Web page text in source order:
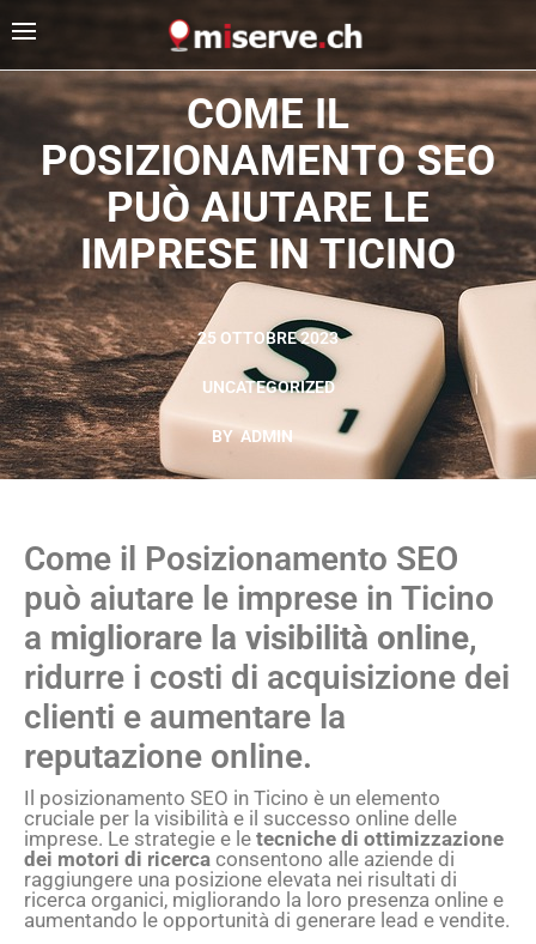
COME IL
POSIZIONAMENTO SEO
PUÒ AIUTARE LE
IMPRESE IN TICINO
25 OTTOBRE 2023
UNCATEGORIZED
BYADMIN
Come il Posizionamento SEO
può aiutare le imprese in Ticino
a migliorare la visibilità online,
ridurre i costi di acquisizione dei
clienti e aumentare la
reputazione online.
Il posizionamento SEO in Ticino è un elemento
cruciale per la visibilità e il successo online delle
imprese. Le strategie e le tecniche di ottimizzazione
dei motori di ricerca consentono alle aziende di
raggiungere una posizione elevata nei risultati di
ricerca organici, migliorando la loro presenza online e
aumentando le opportunità di generare lead e vendite.